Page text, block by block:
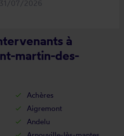
31/07/2026
à
martin-des-
Achères
Aigremont
Andelu